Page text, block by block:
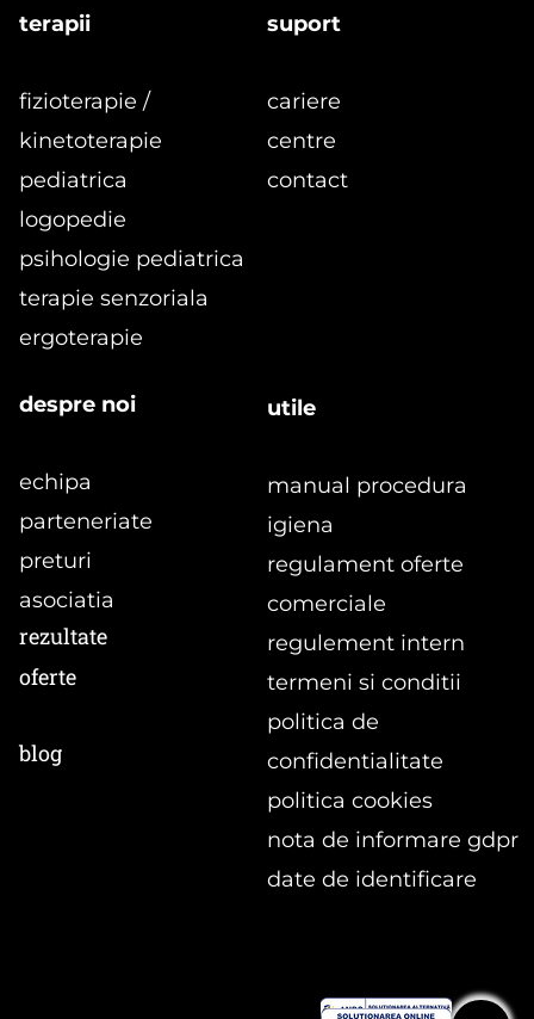
terapii
fizioterapie /
kinetoterapie
pediatrica
logopedie
psihologie pediatrica
terapie senzoriala
ergoterapie
despre noi
echipa
parteneriate
preturi
asociatia
suport
cariere
centre
contact
rezultate
oferte
blog
utile
manual procedura
igiena
regulament oferte
comerciale
regulement intern
termeni si conditii
politica de
confidentialitate
politica cookies
nota de informare gdpr
date de identificare